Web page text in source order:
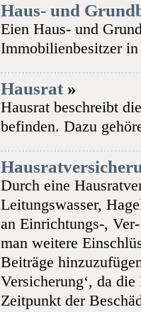
Haus- und
Eien Haus- und
Immobilienbesitzer
Hausrat»
Hausrat beschreibt
befinden. Dazu
Durch eine
Leitungswasser,
an Einrichtungs-,
man weitere
Beiträge
Versicherung‘, da
Zeitpunkt der